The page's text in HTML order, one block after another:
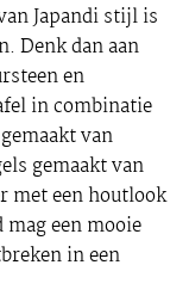
Japandi stijl is
Denk dan aan
en
in combinatie
van
gemaakt van
met een houtlook
een mooie
in een